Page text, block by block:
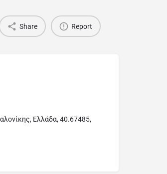
Share Report
Ελλάδα, 40.67485,